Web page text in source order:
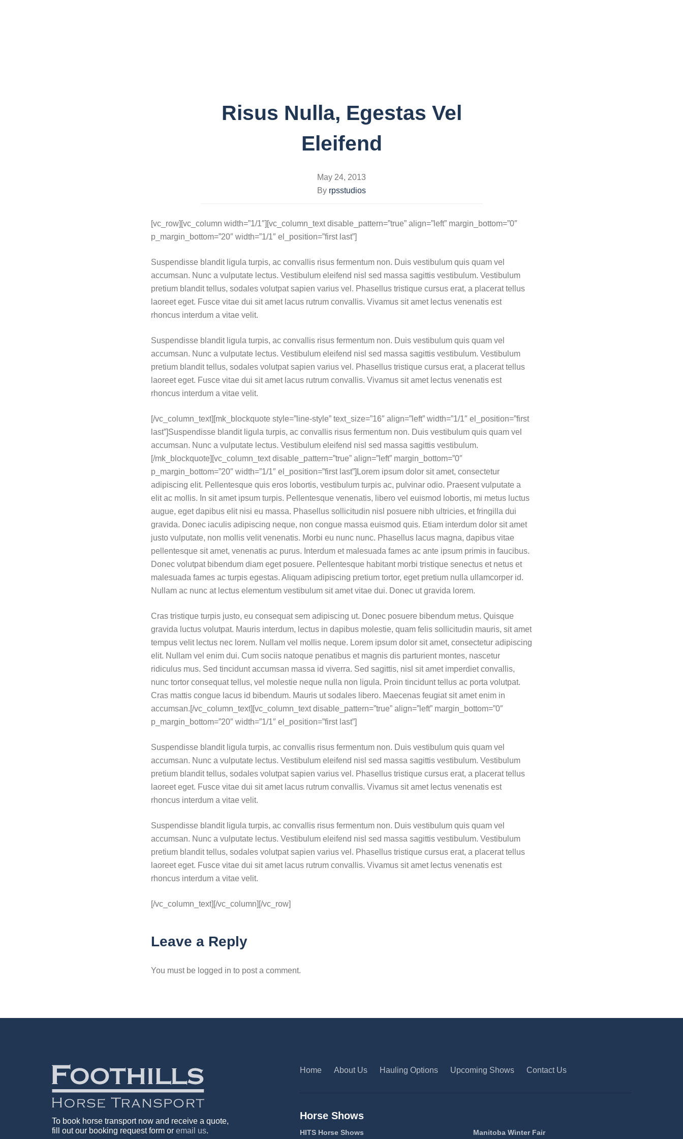
Risus Nulla, Egestas Vel
Eleifend
May 24, 2013
By rpsstudios
[vc_row][vc_column width=”1/1″][vc_column_text disable_pattern=”true” align=”left” margin_bottom=”0″
p_margin_bottom=”20″ width=”1/1″ el_position=”first last”]
Suspendisse blandit ligula turpis, ac convallis risus fermentum non. Duis vestibulum quis quam vel
accumsan. Nunc a vulputate lectus. Vestibulum eleifend nisl sed massa sagittis vestibulum. Vestibulum
pretium blandit tellus, sodales volutpat sapien varius vel. Phasellus tristique cursus erat, a placerat tellus
laoreet eget. Fusce vitae dui sit amet lacus rutrum convallis. Vivamus sit amet lectus venenatis est
rhoncus interdum a vitae velit.
Suspendisse blandit ligula turpis, ac convallis risus fermentum non. Duis vestibulum quis quam vel
accumsan. Nunc a vulputate lectus. Vestibulum eleifend nisl sed massa sagittis vestibulum. Vestibulum
pretium blandit tellus, sodales volutpat sapien varius vel. Phasellus tristique cursus erat, a placerat tellus
laoreet eget. Fusce vitae dui sit amet lacus rutrum convallis. Vivamus sit amet lectus venenatis est
rhoncus interdum a vitae velit.
[/vc_column_text][mk_blockquote style=”line-style” text_size=”16″ align=”left” width=”1/1″ el_position=”first
last”]Suspendisse blandit ligula turpis, ac convallis risus fermentum non. Duis vestibulum quis quam vel
accumsan. Nunc a vulputate lectus. Vestibulum eleifend nisl sed massa sagittis vestibulum.
[/mk_blockquote][vc_column_text disable_pattern=”true” align=”left” margin_bottom=”0″
p_margin_bottom=”20″ width=”1/1″ el_position=”first last”]Lorem ipsum dolor sit amet, consectetur
adipiscing elit. Pellentesque quis eros lobortis, vestibulum turpis ac, pulvinar odio. Praesent vulputate a
elit ac mollis. In sit amet ipsum turpis. Pellentesque venenatis, libero vel euismod lobortis, mi metus luctus
augue, eget dapibus elit nisi eu massa. Phasellus sollicitudin nisl posuere nibh ultricies, et fringilla dui
gravida. Donec iaculis adipiscing neque, non congue massa euismod quis. Etiam interdum dolor sit amet
justo vulputate, non mollis velit venenatis. Morbi eu nunc nunc. Phasellus lacus magna, dapibus vitae
pellentesque sit amet, venenatis ac purus. Interdum et malesuada fames ac ante ipsum primis in faucibus.
Donec volutpat bibendum diam eget posuere. Pellentesque habitant morbi tristique senectus et netus et
malesuada fames ac turpis egestas. Aliquam adipiscing pretium tortor, eget pretium nulla ullamcorper id.
Nullam ac nunc at lectus elementum vestibulum sit amet vitae dui. Donec ut gravida lorem.
Cras tristique turpis justo, eu consequat sem adipiscing ut. Donec posuere bibendum metus. Quisque
gravida luctus volutpat. Mauris interdum, lectus in dapibus molestie, quam felis sollicitudin mauris, sit amet
tempus velit lectus nec lorem. Nullam vel mollis neque. Lorem ipsum dolor sit amet, consectetur adipiscing
elit. Nullam vel enim dui. Cum sociis natoque penatibus et magnis dis parturient montes, nascetur
ridiculus mus. Sed tincidunt accumsan massa id viverra. Sed sagittis, nisl sit amet imperdiet convallis,
nunc tortor consequat tellus, vel molestie neque nulla non ligula. Proin tincidunt tellus ac porta volutpat.
Cras mattis congue lacus id bibendum. Mauris ut sodales libero. Maecenas feugiat sit amet enim in
accumsan.[/vc_column_text][vc_column_text disable_pattern=”true” align=”left” margin_bottom=”0″
p_margin_bottom=”20″ width=”1/1″ el_position=”first last”]
Suspendisse blandit ligula turpis, ac convallis risus fermentum non. Duis vestibulum quis quam vel
accumsan. Nunc a vulputate lectus. Vestibulum eleifend nisl sed massa sagittis vestibulum. Vestibulum
pretium blandit tellus, sodales volutpat sapien varius vel. Phasellus tristique cursus erat, a placerat tellus
laoreet eget. Fusce vitae dui sit amet lacus rutrum convallis. Vivamus sit amet lectus venenatis est
rhoncus interdum a vitae velit.
Suspendisse blandit ligula turpis, ac convallis risus fermentum non. Duis vestibulum quis quam vel
accumsan. Nunc a vulputate lectus. Vestibulum eleifend nisl sed massa sagittis vestibulum. Vestibulum
pretium blandit tellus, sodales volutpat sapien varius vel. Phasellus tristique cursus erat, a placerat tellus
laoreet eget. Fusce vitae dui sit amet lacus rutrum convallis. Vivamus sit amet lectus venenatis est
rhoncus interdum a vitae velit.
[/vc_column_text][/vc_column][/vc_row]
Leave a Reply
You must be logged in to post a comment.
To book horse transport now and receive a quote,
fill out our booking request form or email us.
Home About Us Hauling Options Upcoming Shows Contact Us
Horse Shows
HITS Horse Shows Manitoba Winter Fair